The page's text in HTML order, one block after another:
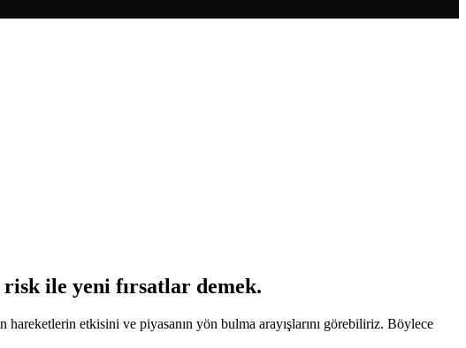
ile yeni fırsatlar demek.
etkisini ve piyasanın yön bulma arayışlarını görebiliriz. Böylece